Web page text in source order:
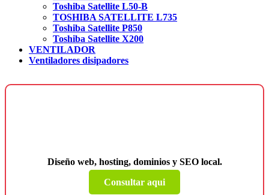
Toshiba Satellite L50-B
TOSHIBA SATELLITE L735
Toshiba Satellite P850
Toshiba Satellite X200
VENTILADOR
Ventiladores disipadores
Diseño web, hosting, dominios y SEO local.
Consultar aqui